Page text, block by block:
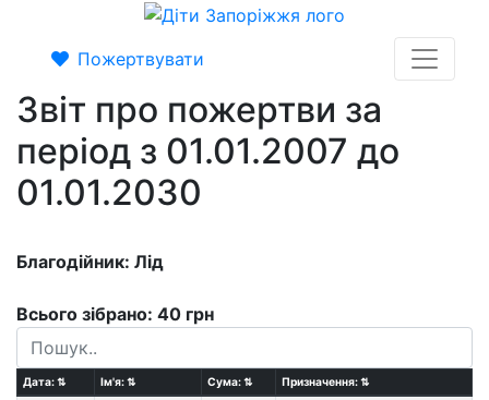
Пожертвувати
Звіт про пожертви за
період з 01.01.2007 до
01.01.2030
Благодійник: Лiд
Всього зібрано: 40 грн
Дата:⇅ Ім'я:⇅ Сума:⇅ Призначення:⇅